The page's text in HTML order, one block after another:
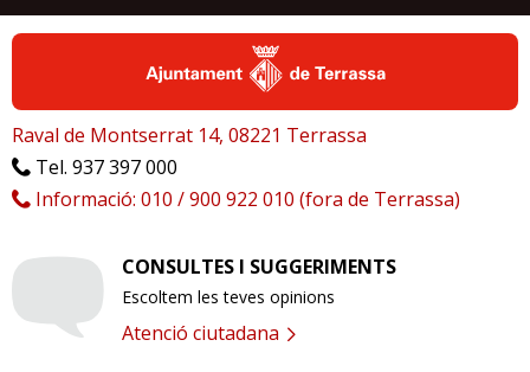
Raval de Montserrat 14, 08221 Terrassa
Tel. 937 397 000
Informació: 010 / 900 922 010 (fora de Terrassa)
CONSULTES I SUGGERIMENTS
Escoltem les teves opinions
Atenció ciutadana